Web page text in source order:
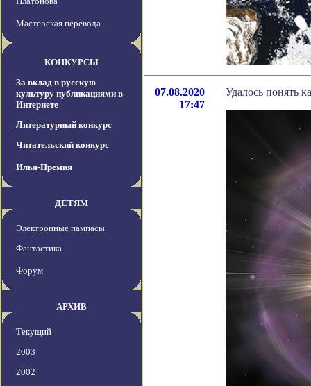
Мастерская перевода
КОНКУРСЫ
За вклад в русскую
культуру публикациями в
Интернете
Литературный конкурс
Читательский конкурс
Илья-Премия
ДЕТЯМ
Электронные пампасы
Фантастика
Форум
АРХИВ
Текущий
2003
2002
07.08.2020
17:47
Удалось понять